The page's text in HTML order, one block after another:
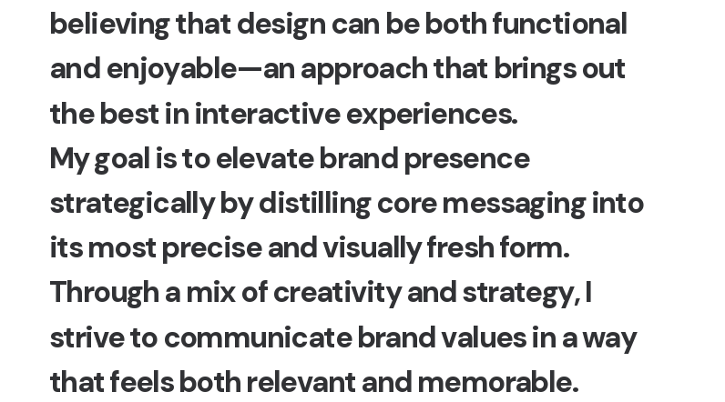
believingthatdesigncan bebothfunctional
andenjoyable—anapproachthat bringsout
thebestininteractiveexperiences.
Mygoalistoelevatebrandpresence
strategicallybydistillingcoremessaginginto
itsmostpreciseandvisuallyfreshform.
Throughamixofcreativityandstrategy,I
strivetocommunicatebrandvaluesinaway
thatfeelsbothrelevantandmemorable.